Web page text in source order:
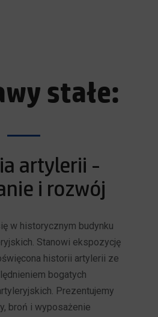
stałe:
artylerii -
i rozwój
w historycznym budynku
Stanowi ekspozycję
historii artylerii ze
bogatych
Prezentujemy
broń i wyposażenie